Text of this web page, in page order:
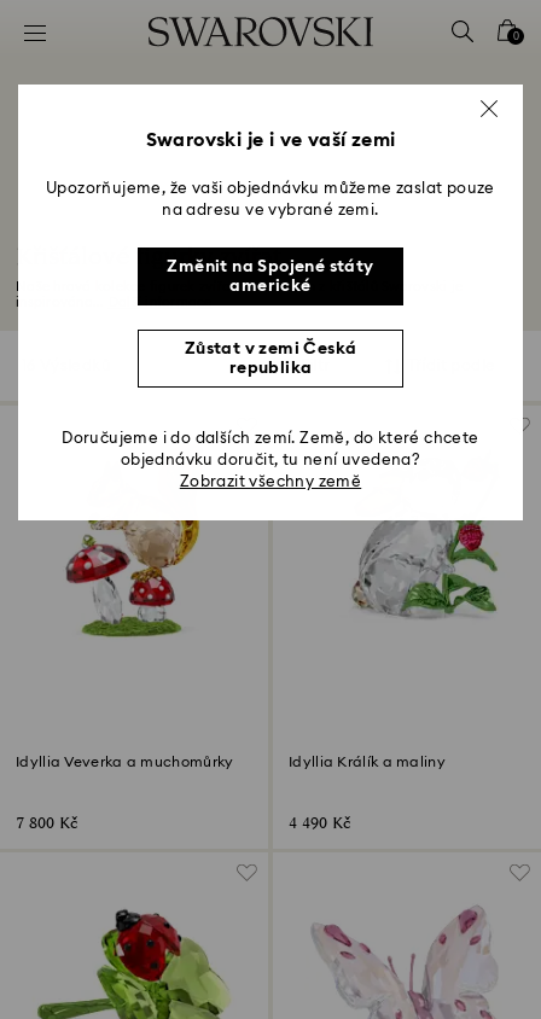
Seznam přístupových kódů
4 – Výsledky vyhledávání
0
Křišťálové figurky zvířat
Naše hravá kolekce figurek zvířat vyrobených z křišťálů Swarovski je
inspirována...
Filtr
Filtr
podle
Idyllia Veverka a muchomůrky
7 800 Kč
Idyllia Králík a maliny
4 490 Kč
Swarovski je i ve vaší zemi
Upozorňujeme, že vaši objednávku můžeme zaslat pouze
na adresu ve vybrané zemi.
Změnit na Spojené státy
americké
Zůstat v zemi Česká
republika
Doručujeme i do dalších zemí. Země, do které chcete
objednávku doručit, tu není uvedena?
Zobrazit všechny země